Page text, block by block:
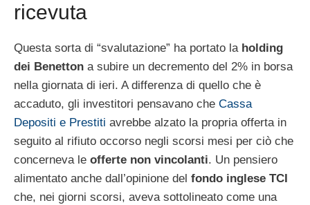
ricevuta
Questa sorta di “svalutazione” ha portato la holding
dei Benetton a subire un decremento del 2% in borsa
nella giornata di ieri. A differenza di quello che è
accaduto, gli investitori pensavano che Cassa
Depositi e Prestiti avrebbe alzato la propria offerta in
seguito al rifiuto occorso negli scorsi mesi per ciò che
concerneva le offerte non vincolanti. Un pensiero
alimentato anche dall’opinione del fondo inglese TCI
che, nei giorni scorsi, aveva sottolineato come una